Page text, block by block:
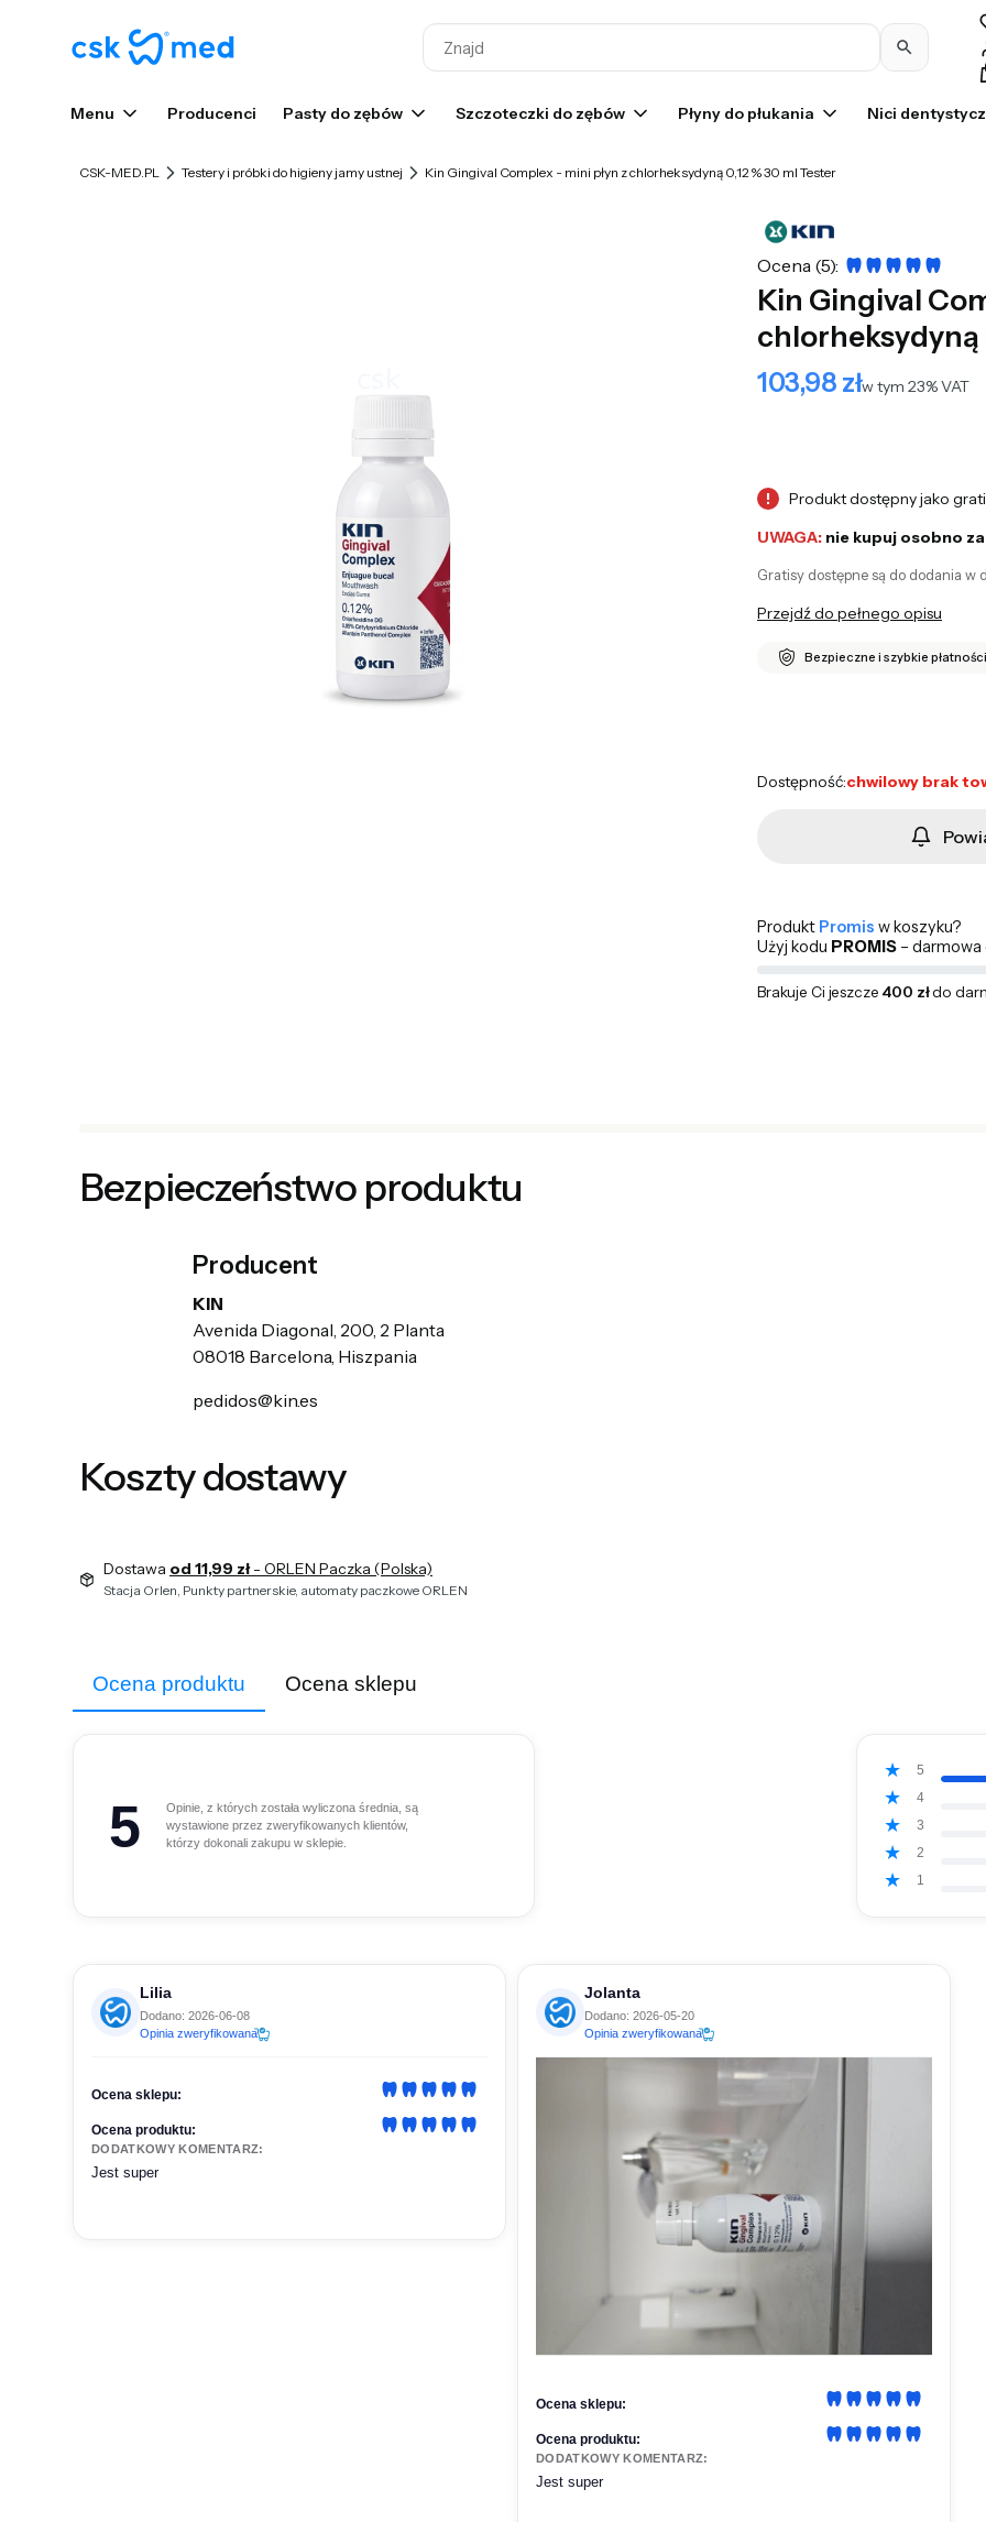
Menu Producenci Pasty do zębów Szczoteczki do zębów Płyny do płukania Nici
CSK-MED.PL Testery i próbki do higieny jamy ustnej Kin Gingival Complex - mini płyn z chlorheksydyną 0,12 % 30 ml Tester
Ocena (5):
Kin Gingival
chlorheksydyną
Cena
103,98 złw tym 23% VAT
w tym23%VAT
!
Produkt dostępny jako
UWAGA: nie kupuj osobno
Gratisy dostępne są do dodania w
Przejdź do pełnego opisu
Bezpieczne i szybkie płatności
Dostępność:chwilowy brak
Produkt Promis w koszyku?
Użyj kodu PROMIS – darmowa
Brakuje Ci jeszcze 400 złdo
Bezpieczeństwo produktu
Producent
KIN
Avenida Diagonal, 200, 2 Planta
08018 Barcelona, Hiszpania
pedidos@kin.es
Koszty dostawy
Dostawa od 11,99 zł- ORLEN Paczka (Polska)
Stacja Orlen, Punkty partnerskie, automaty paczkowe ORLEN
Ocena produktu Ocena sklepu
5
Opinie, z których została wyliczona średnia, są
wystawione przez zweryfikowanych klientów,
którzy dokonali zakupu w sklepie.
5
4
3
2
1
Lilia
Dodano: 2026-06-08
Opinia zweryfikowana
Ocena sklepu:
Ocena produktu:
DODATKOWY KOMENTARZ:
Jest super
Jolanta
Dodano: 2026-05-20
Opinia zweryfikowana
Ocena sklepu:
Ocena produktu:
DODATKOWY KOMENTARZ:
Jest super